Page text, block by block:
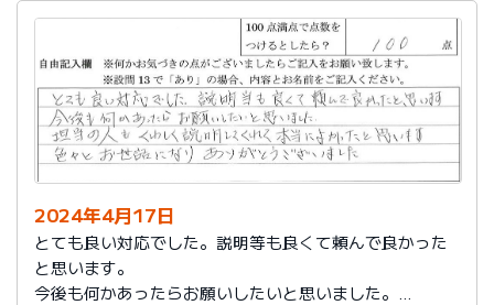
2024年4月17日
とても良い対応でした。説明等も良くて頼んで良かった
と思います。
今後も何かあったらお願いしたいと思いました。